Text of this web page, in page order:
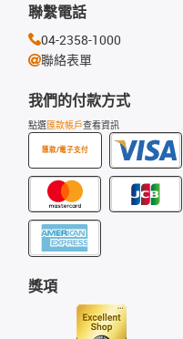
我們的付款方式
點選匯款帳戶查看資訊
匯款/電子支付
獎項
聯繫電話
04-2358-1000
聯絡表單